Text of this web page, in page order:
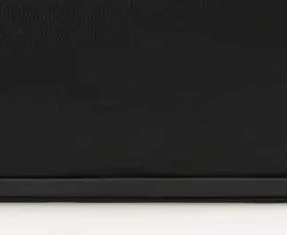
Saat
özel günler için ideal. Su geçirmezlik ve kaliteli
bakım ipuçlarıyla kış stilinizi tamamlayın.
ve karşılaştırması detaylı şekilde inceleniyor.